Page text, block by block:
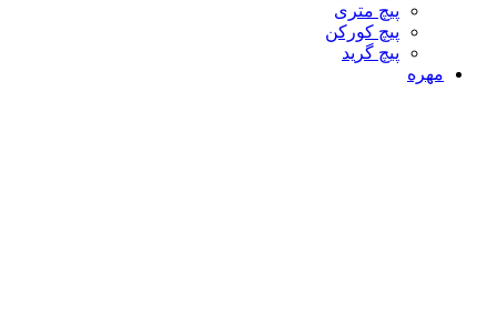
پیچ متری
پیچ کورکن
پیچ گرید
مهره